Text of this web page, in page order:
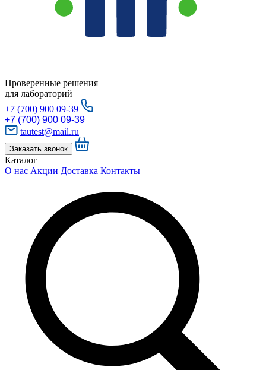
Проверенные решения
для лабораторий
+7 (700) 900 09-39
+7 (700) 900 09-39
tautest@mail.ru
Заказать звонок
Каталог
О нас Акции Доставка Контакты